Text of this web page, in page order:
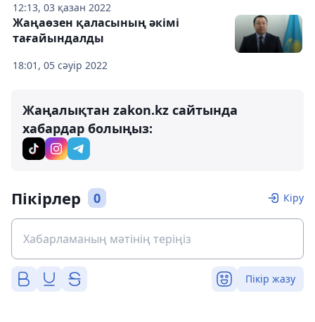
12:13, 03 қазан 2022
18:01, 05 сәуір 2022
Жаңаөзен қаласының әкімі
тағайындалды
Жаңалықтан zakon.kz сайтында
хабардар болыңыз:
Пікірлер 0 Кіру
Пікір жазу